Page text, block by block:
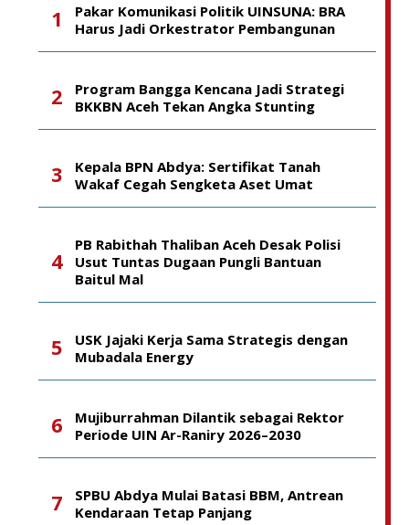
Pakar Komunikasi Politik UINSUNA: BRA
Harus Jadi Orkestrator Pembangunan
Program Bangga Kencana Jadi Strategi
BKKBN Aceh Tekan Angka Stunting
Kepala BPN Abdya: Sertifikat Tanah
Wakaf Cegah Sengketa Aset Umat
PB Rabithah Thaliban Aceh Desak Polisi
Usut Tuntas Dugaan Pungli Bantuan
Baitul Mal
USK Jajaki Kerja Sama Strategis dengan
Mubadala Energy
Mujiburrahman Dilantik sebagai Rektor
Periode UIN Ar-Raniry 2026–2030
SPBU Abdya Mulai Batasi BBM, Antrean
Kendaraan Tetap Panjang